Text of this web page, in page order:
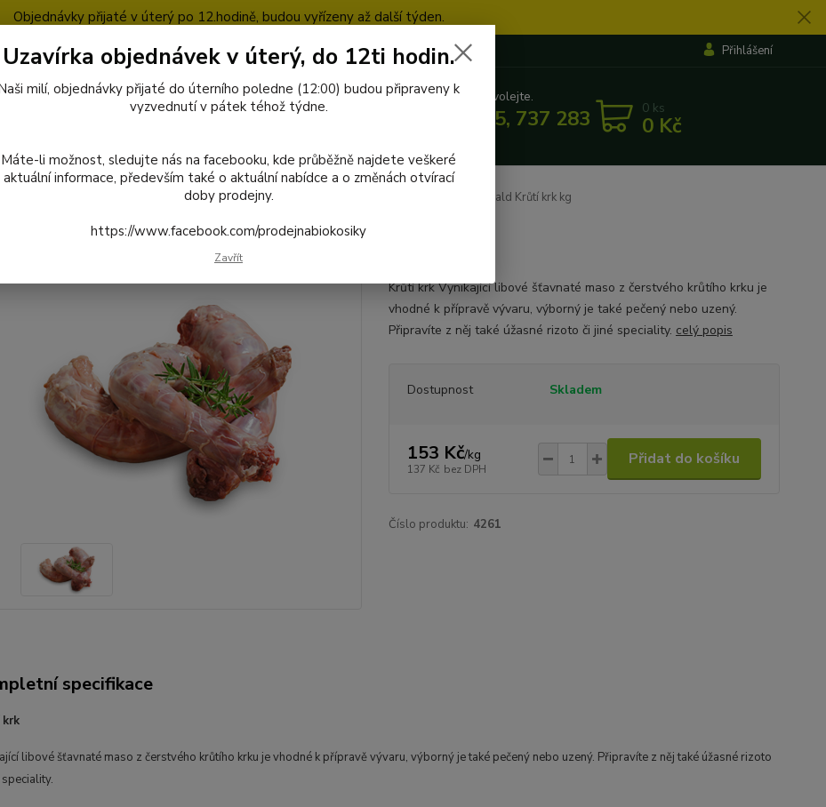
Objednávky přijaté v úterý po 12.hodině, budou vyřízeny až další týden.
Recepty Blog Přihlášení
Hledat
Nevíte si rady? Zavolejte.
727 862 655, 737 283 505 0 ks
0 Kč
Ryby, maso a masné výrobky 037 Rychvald Krůtí krk kg
Rychvald Krůtí krk kg
Krůtí krk Vynikající libové šťavnaté maso z čerstvého krůtího krku je
vhodné k přípravě vývaru, výborný je také pečený nebo uzený.
Připravíte z něj také úžasné rizoto či jiné speciality. celý popis
Dostupnost Skladem
153 Kč/kg
137 Kč bez DPH
Přidat do košíku
Číslo produktu: 4261
specifikace
libové šťavnaté maso z čerstvého krůtího krku je vhodné k přípravě vývaru, výborný je také pečený nebo uzený. Připravíte z něj také úžasné rizoto
Uzavírka objednávek v úterý, do 12ti hodin.
milí, objednávky přijaté do úterního poledne (12:00) budou připraveny k
vyzvednutí v pátek téhož týdne.
Máte-li možnost, sledujte nás na facebooku, kde průběžně najdete veškeré
aktuální informace, především také o aktuální nabídce a o změnách otvírací
doby prodejny.
https://www.facebook.com/prodejnabiokosiky
Zavřít